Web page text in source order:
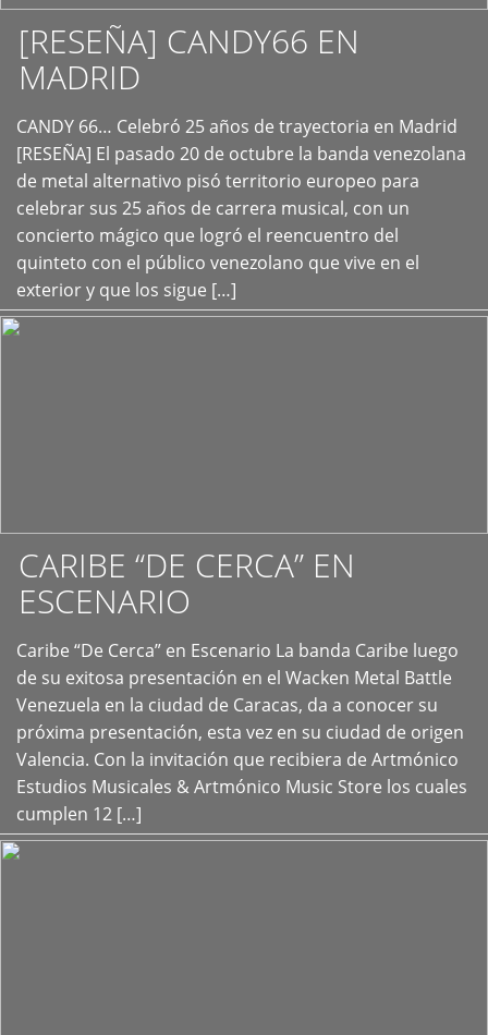
[RESEÑA] CANDY66 EN
MADRID
CANDY 66… Celebró 25 años de trayectoria en Madrid
[RESEÑA] El pasado 20 de octubre la banda venezolana
de metal alternativo pisó territorio europeo para
celebrar sus 25 años de carrera musical, con un
concierto mágico que logró el reencuentro del
quinteto con el público venezolano que vive en el
exterior y que los sigue […]
+
CARIBE “DE CERCA” EN
ESCENARIO
Caribe “De Cerca” en Escenario La banda Caribe luego
de su exitosa presentación en el Wacken Metal Battle
Venezuela en la ciudad de Caracas, da a conocer su
próxima presentación, esta vez en su ciudad de origen
Valencia. Con la invitación que recibiera de Artmónico
Estudios Musicales & Artmónico Music Store los cuales
cumplen 12 […]
+